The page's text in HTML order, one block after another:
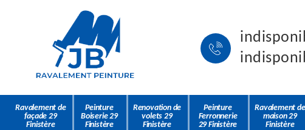
Ravalement de
façade 29
Finistère
Peinture
Boiserie 29
Finistère
Renovation de
volets 29
Finistère
Peinture
Ferronnerie
29 Finistère
Ravalement de
maison 29
Finistère